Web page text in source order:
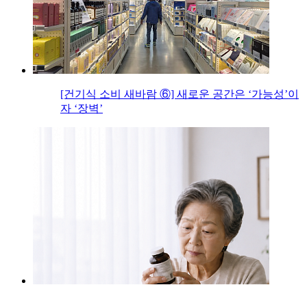
[건기식 소비 새바람 ⑥] 새로운 공간은 ‘가능성’이
자 ‘장벽’